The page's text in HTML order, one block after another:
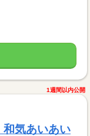
1週間以内公開
気あいあい